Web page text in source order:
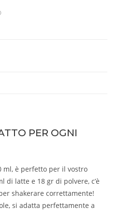
PER OGNI
ml, è perfetto per il vostro
di latte e 18 gr di polvere, c’è
shakerare correttamente!
si adatta perfettamente a